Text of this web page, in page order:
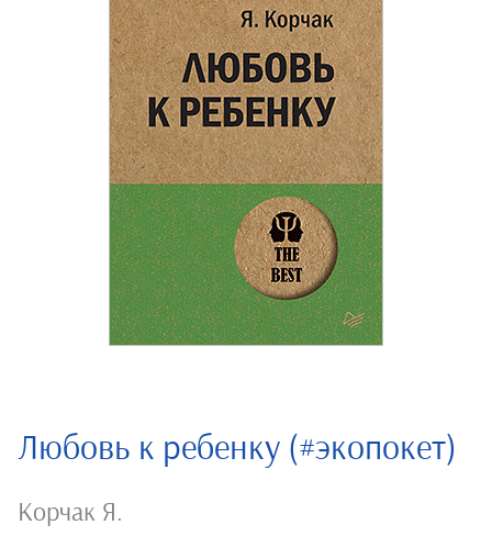
Любовь к ребенку (#экопокет)
Корчак Я.